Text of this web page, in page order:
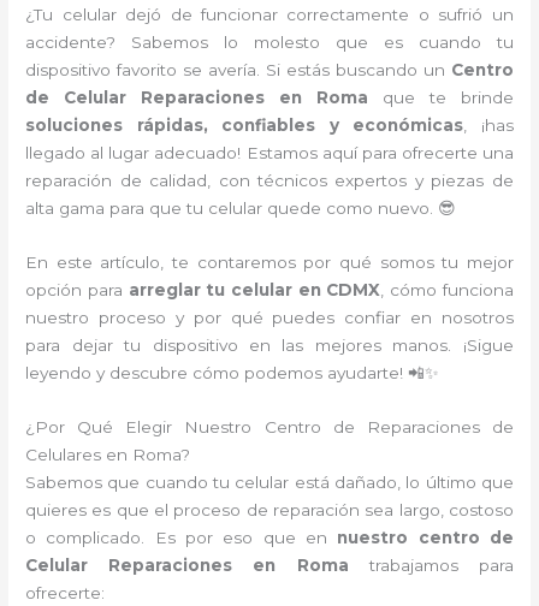
¿Tu celular dejó de funcionar correctamente o sufrió un
accidente? Sabemos lo molesto que es cuando tu
dispositivo favorito se avería. Si estás buscando un Centro
de Celular Reparaciones en Roma que te brinde
soluciones rápidas, confiables y económicas, ¡has
llegado al lugar adecuado! Estamos aquí para ofrecerte una
reparación de calidad, con técnicos expertos y piezas de
alta gama para que tu celular quede como nuevo. 😎
En este artículo, te contaremos por qué somos tu mejor
opción para arreglar tu celular en CDMX , cómo funciona
nuestro proceso y por qué puedes confiar en nosotros
para dejar tu dispositivo en las mejores manos. ¡Sigue
leyendo y descubre cómo podemos ayudarte! 📲✨
¿Por Qué Elegir Nuestro Centro de Reparaciones de
Celulares en Roma?
Sabemos que cuando tu celular está dañado, lo último que
quieres es que el proceso de reparación sea largo, costoso
o complicado. Es por eso que en nuestro centro de
Celular Reparaciones en Roma trabajamos para
ofrecerte: